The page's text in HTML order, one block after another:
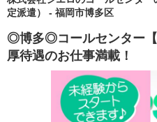
定派遣） - 福岡市博多区
◎博多◎コールセンター【
厚待遇のお仕事満載！